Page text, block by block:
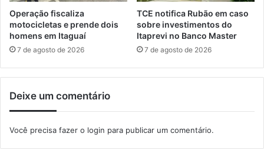
h
o
m
e
e
i
p
r
Operação fiscaliza
motocicletas e prende dois
homens em Itaguaí
7 de agosto de 2026
TCE notifica Rubão em caso
sobre investimentos do
Itaprevi no Banco Master
7 de agosto de 2026
Deixe um comentário
Você precisa fazer o login para publicar um comentário.